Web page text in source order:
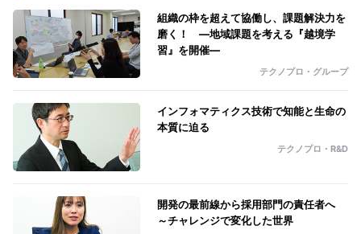
組織の枠を超えて協働し、課題解決力を
磨く！ ―地域課題を考える『越境学
習』を開催―
テクノプロ・グループ
インフォマティクス技術で知能と生命の
本質に迫る
テクノプロ・R&D
開発の最前線から採用部門の責任者へ
～チャレンジで変化した世界